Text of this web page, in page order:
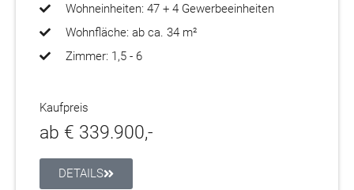
Wohneinheiten: 47 + 4 Gewerbeeinheiten
Wohnfläche: ab ca. 34 m²
Zimmer: 1,5 - 6
Kaufpreis
ab € 339.900,-
DETAILS